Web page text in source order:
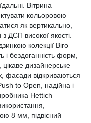
Вітрина
кольоровою
як вертикально,
ДСП високої якості.
колекції Віго
і бездоганність форм,
дизайнерське
фасади відкриваються
to Open, надійна і
Hettich
8 мм, підвісний